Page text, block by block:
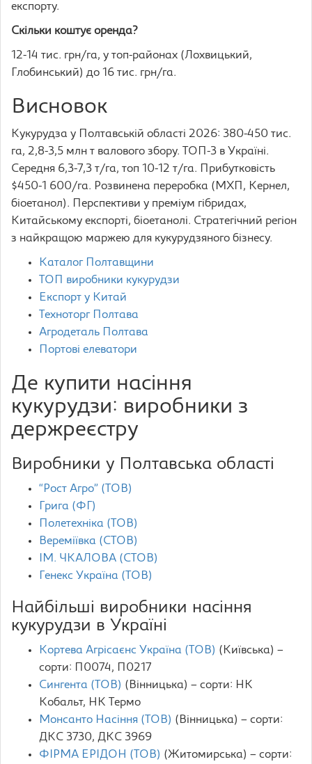
експорту.
Скільки коштує оренда?
12-14 тис. грн/га, у топ-районах (Лохвицький,
Глобинський) до 16 тис. грн/га.
Висновок
Кукурудза у Полтавській області 2026: 380-450 тис.
га, 2,8-3,5 млн т валового збору. ТОП-3 в Україні.
Середня 6,3-7,3 т/га, топ 10-12 т/га. Прибутковість
$450-1 600/га. Розвинена переробка (МХП, Кернел,
біоетанол). Перспективи у преміум гібридах,
Китайському експорті, біоетанолі. Стратегічний регіон
з найкращою маржею для кукурудзяного бізнесу.
Каталог Полтавщини
ТОП виробники кукурудзи
Експорт у Китай
Техноторг Полтава
Агродеталь Полтава
Портові елеватори
Де купити насіння
кукурудзи: виробники з
держреєстру
Виробники у Полтавська області
“Рост Агро” (ТОВ)
Грига (ФГ)
Полетехніка (ТОВ)
Вереміївка (СТОВ)
ІМ. ЧКАЛОВА (СТОВ)
Генекс Україна (ТОВ)
Найбільші виробники насіння
кукурудзи в Україні
Кортева Агрісаєнс Україна (ТОВ) (Київська) –
сорти: П0074, П0217
Сингента (ТОВ) (Вінницька) – сорти: НК
Кобальт, НК Термо
Монсанто Насіння (ТОВ) (Вінницька) – сорти:
ДКС 3730, ДКС 3969
ФІРМА ЕРІДОН (ТОВ) (Житомирська) – сорти: